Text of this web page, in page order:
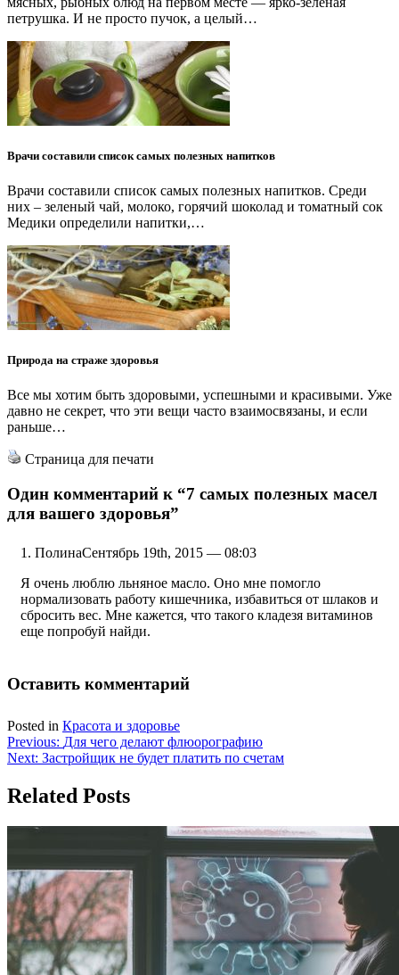
петрушка. И не просто пучок, а целый…
Врачи составили список самых полезных напитков
Врачи составили список самых полезных напитков. Среди
них – зеленый чай, молоко, горячий шоколад и томатный сок
Медики определили напитки,…
Природа на страже здоровья
Все мы хотим быть здоровыми, успешными и красивыми. Уже
давно не секрет, что эти вещи часто взаимосвязаны, и если
раньше…
Страница для печати
Один комментарий к “7 самых полезных масел
для вашего здоровья”
ПолинаСентябрь 19th, 2015 — 08:03
Я очень люблю льняное масло. Оно мне помогло
нормализовать работу кишечника, избавиться от шлаков и
сбросить вес. Мне кажется, что такого кладезя витаминов
еще попробуй найди.
Оставить комментарий
Posted in Красота и здоровье
Навигация
по
записям
Previous: Для чего делают флюорографию
Next: Застройщик не будет платить по счетам
Related Posts